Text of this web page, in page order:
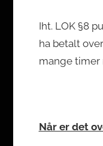
Iht. LOK §8
ha betalt
mange timer
Når er det